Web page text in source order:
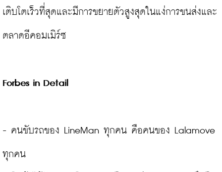
เติบโตเร็วที่สุดและมีการขยายตัวสูงสุดในแง่การขนส่งและ
ตลาดอีคอมเมิร์ซ
Forbes in Detail
- คนขับรถของ LineMan ทุกคน คือคนของ Lalamove
ทุกคน